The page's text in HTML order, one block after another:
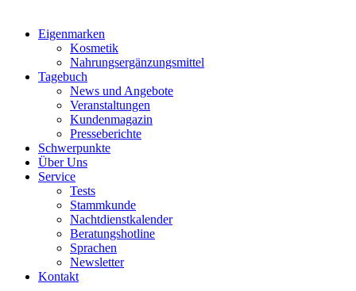
Eigenmarken
Kosmetik
Nahrungsergänzungsmittel
Tagebuch
News und Angebote
Veranstaltungen
Kundenmagazin
Presseberichte
Schwerpunkte
Über Uns
Service
Tests
Stammkunde
Nachtdienstkalender
Beratungshotline
Sprachen
Newsletter
Kontakt